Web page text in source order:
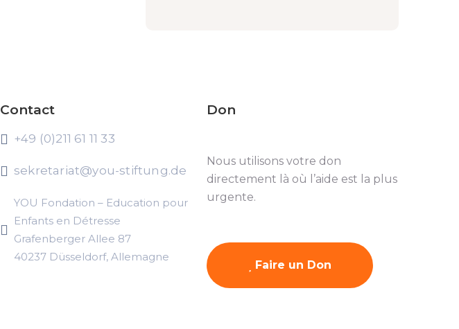
Contact
+49 (0)211 61 11 33
sekretariat@you-stiftung.de
YOU Fondation – Education pour
Enfants en Détresse
Grafenberger Allee 87
40237 Düsseldorf, Allemagne
Don
Nous utilisons votre don
directement là où l’aide est la plus
urgente.
Faire un Don